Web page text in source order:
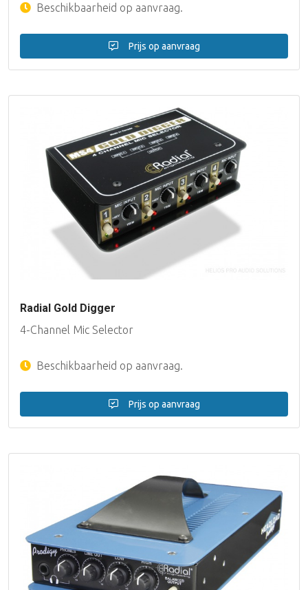
Beschikbaarheid op aanvraag.
Prijs op aanvraag
Radial Gold Digger
4-Channel Mic Selector
Beschikbaarheid op aanvraag.
Prijs op aanvraag